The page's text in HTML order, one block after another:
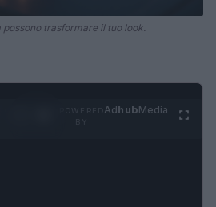
trasformare il tuo look.
AdhubMedia